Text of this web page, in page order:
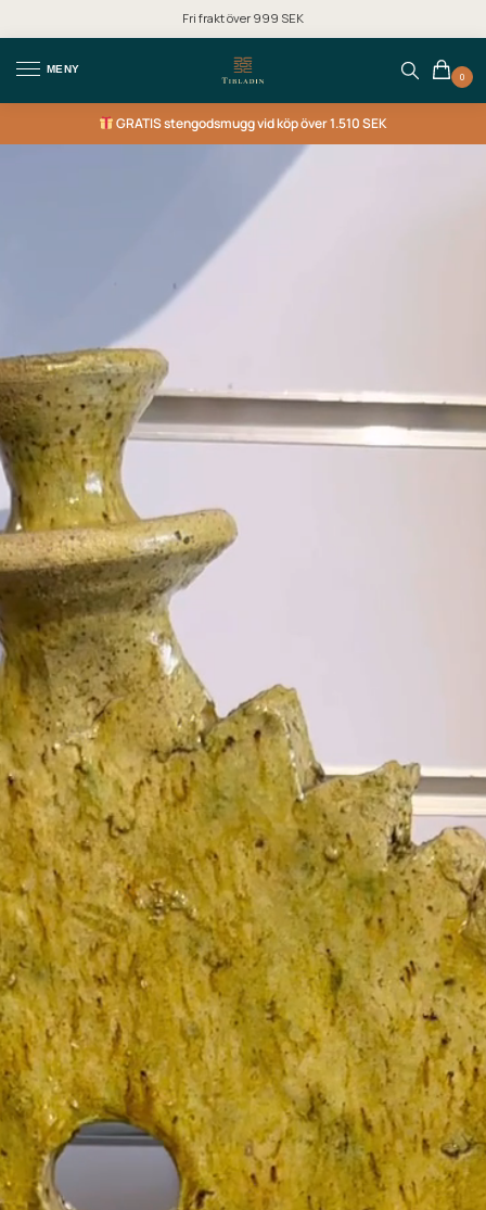
Fri frakt över 999 SEK
MENY
0
GRATISstengodsmugg vid köp över 1.510 SEK